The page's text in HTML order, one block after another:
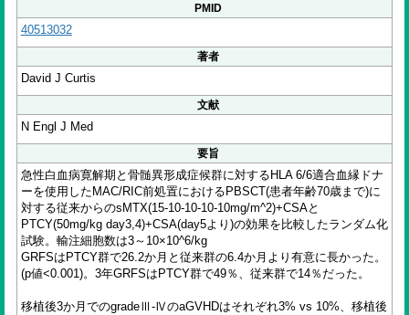
PMID
40513032
著者
David J Curtis
文献
N Engl J Med
要旨
急性白血病寛解期と骨髄異形成症候群に対するHLA 6/6適合血縁ドナ
ーを使用したMAC/RIC前処置におけるPBSCT(患者年齢70歳まで)に
対する従来からのsMTX(15-10-10-10-10mg/m^2)+CSAと
PTCY(50mg/kg day3,4)+CSA(day5より)の効果を比較したランダム化
試験。輸注細胞数は3～10×10^6/kg
GRFSはPTCY群で26.2か月と従来群の6.4か月より有意に長かった。
(p値<0.001)。3年GRFSはPTCY群で49％、従来群で14％だった。
移植後3か月でのgradeⅢ-ⅣのaGVHDはそれぞれ3% vs 10%、移植後